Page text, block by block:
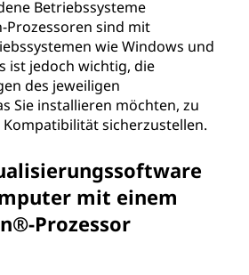
Betriebssysteme
Prozessoren sind mit
wie Windows und
ist jedoch wichtig, die
des jeweiligen
Sie installieren möchten, zu
sicherzustellen.
mit einem
Prozessor